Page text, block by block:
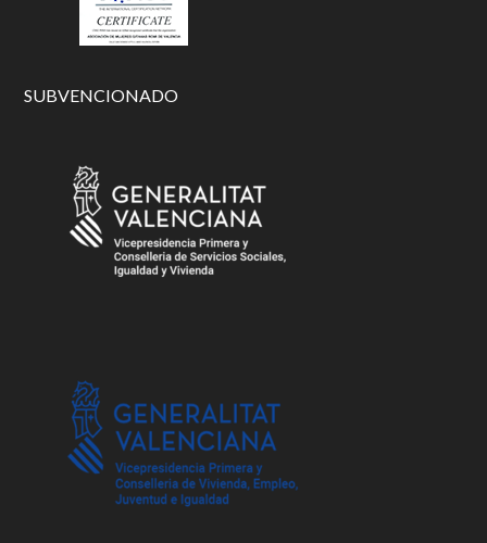
SUBVENCIONADO